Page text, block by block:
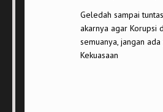
Geledah sampai
akarnya agar Korupsi
semuanya, jangan
Kekuasaan